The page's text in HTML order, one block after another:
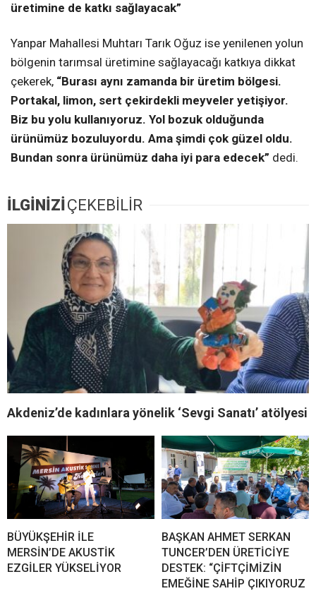
üretimine de katkı sağlayacak”
Yanpar Mahallesi Muhtarı Tarık Oğuz ise yenilenen yolun
bölgenin tarımsal üretimine sağlayacağı katkıya dikkat
çekerek, “Burası aynı zamanda bir üretim bölgesi.
Portakal, limon, sert çekirdekli meyveler yetişiyor.
Biz bu yolu kullanıyoruz. Yol bozuk olduğunda
ürünümüz bozuluyordu. Ama şimdi çok güzel oldu.
Bundan sonra ürünümüz daha iyi para edecek” dedi.
İLGİNİZİÇEKEBİLİR
Akdeniz’de kadınlara yönelik ‘Sevgi Sanatı’ atölyesi
BÜYÜKŞEHİR İLE
MERSİN’DE AKUSTİK
EZGİLER YÜKSELİYOR
BAŞKAN AHMET SERKAN
TUNCER’DEN ÜRETİCİYE
DESTEK: “ÇİFTÇİMİZİN
EMEĞİNE SAHİP ÇIKIYORUZ